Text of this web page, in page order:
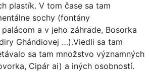
plastík. V tom čase sa tam
sochy (fontány
a v jeho záhrade, Bosorka
Ghándiovej …).Viedli sa tam
sa tam množstvo významných
Cipár ai) a iných osobností.